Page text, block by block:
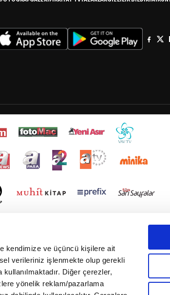
kendimize ve üçüncü kişilere ait
verileriniz işlenmekte olup gerekli
Diğer çerezler,
yönelik reklam/pazarlama